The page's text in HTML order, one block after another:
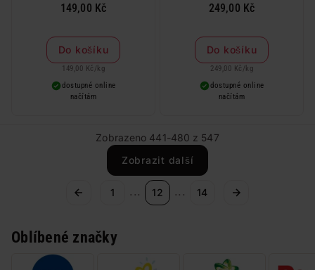
149,00 Kč
Do košíku
149,00 Kč / kg
dostupné online
načítám
249,00 Kč
Do košíku
249,00 Kč / kg
dostupné online
načítám
Zobrazeno 441-480 z 547
Zobrazit další
1 ... 12 ... 14
Oblíbené značky